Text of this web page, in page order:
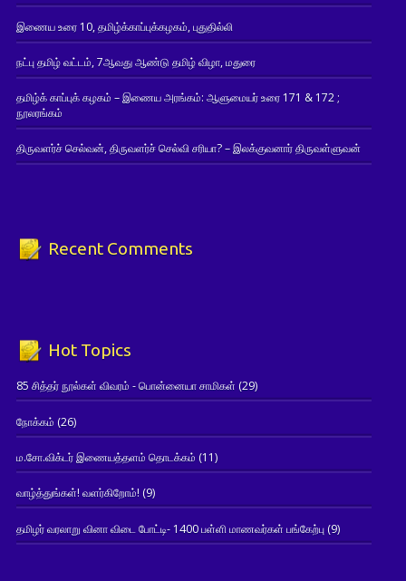
இணைய உரை 10, தமிழ்க்காப்புக்கழகம், புதுதில்லி
நட்பு தமிழ் வட்டம், 7ஆவது ஆண்டு தமிழ் விழா, மதுரை
தமிழ்க் காப்புக் கழகம் – இணைய அரங்கம்: ஆளுமையர் உரை 171 & 172 ;
நூலரங்கம்
திருவளர்ச் செல்வன், திருவளர்ச் செல்வி சரியா? – இலக்குவனார் திருவள்ளுவன்
Recent Comments
Hot Topics
85 சித்தர் நூல்கள் விவரம் - பொன்னையா சாமிகள் (29)
நோக்கம் (26)
ம.சோ.விக்டர் இணையத்தளம் தொடக்கம் (11)
வாழ்த்துங்கள்! வளர்கிறோம்! (9)
தமிழர் வரலாறு வினா விடை போட்டி- 1400 பள்ளி மாணவர்கள் பங்கேற்பு(9)